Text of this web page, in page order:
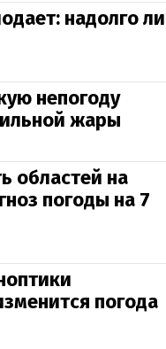
надолго ли
непогоду
жары
областей на
погоды на 7
погода